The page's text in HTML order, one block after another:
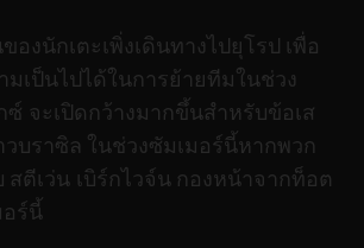
งนักเตะเพิ่งเดินทางไปยุโรป เพื่อ
มเป็นไปได้ในการย้ายทีมในช่วง
จะเปิดกว้างมากขึ้นสําหรับข้อเส
บราซิล ในช่วงซัมเมอร์นี้หากพวก
ตีเว่น เบิร์กไวจ์น กองหน้าจากท็อต
ร์นี้